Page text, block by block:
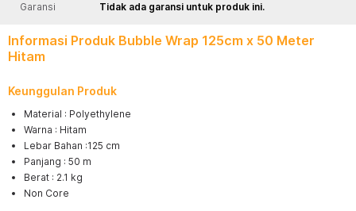
Garansi
Tidak ada garansi untuk produk ini.
Informasi Produk Bubble Wrap 125cm x 50 Meter
Hitam
Keunggulan Produk
Material : Polyethylene
Warna : Hitam
Lebar Bahan :125 cm
Panjang : 50 m
Berat : 2.1 kg
Non Core